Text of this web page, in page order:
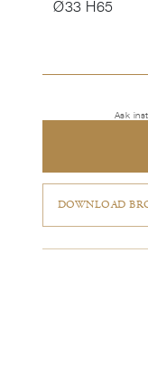
Ø33 H65
Ask
DOWNLOAD